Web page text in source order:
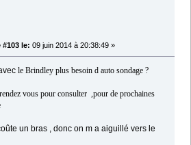
#103 le: 09 juin 2014 à 20:38:49 »
le Brindley plus besoin d auto sondage ?
vous pour consulter ,pour de prochaines
un bras , donc on m a aiguillé vers le